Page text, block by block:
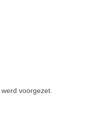
voorgezet.